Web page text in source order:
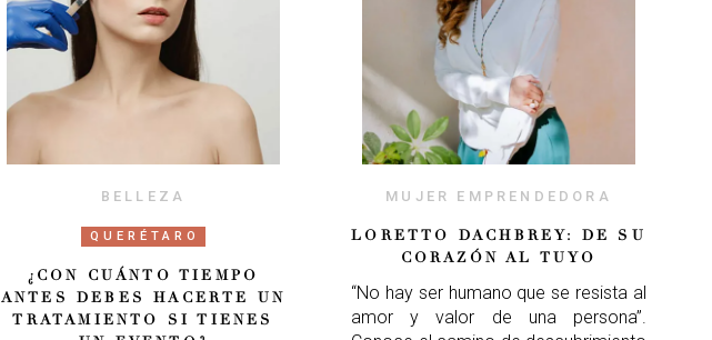
BELLEZA
QUERÉTARO
¿CON CUÁNTO TIEMPO
ANTES DEBES HACERTE UN
TRATAMIENTO SI TIENES
MUJER EMPRENDEDORA
LORETTO DACHBREY: DE SU
CORAZÓN AL TUYO
“No hay ser humano que se resista al
amor y valor de una persona”.